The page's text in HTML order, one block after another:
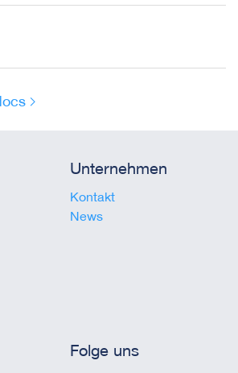
Unternehmen
Kontakt
News
Folge uns